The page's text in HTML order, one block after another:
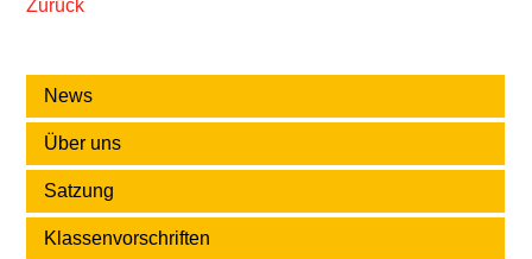
Zurück
News
Über uns
Satzung
Klassenvorschriften